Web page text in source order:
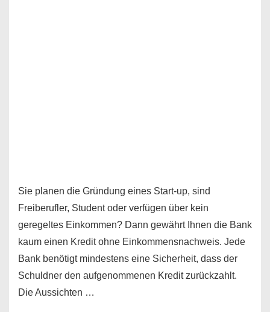
Sie planen die Gründung eines Start-up, sind
Freiberufler, Student oder verfügen über kein
geregeltes Einkommen? Dann gewährt Ihnen die Bank
kaum einen Kredit ohne Einkommensnachweis. Jede
Bank benötigt mindestens eine Sicherheit, dass der
Schuldner den aufgenommenen Kredit zurückzahlt.
Die Aussichten …